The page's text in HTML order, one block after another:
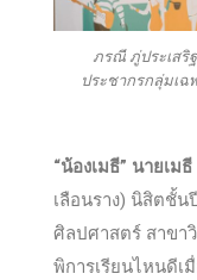
ภรณี ภู่ประเสริ
ประชากรกลุ่มเ
“น้องเมธี” นายเม
เลือนราง) นิสิตชั้
ศิลปศาสตร์ สาขา
พิการเรียนไหนดีเ